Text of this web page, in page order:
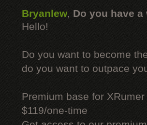
Bryanlew, Do you have a
Hello!
Do you want to become
do you want to outpace
Premium base for XRumer
$119/one-time